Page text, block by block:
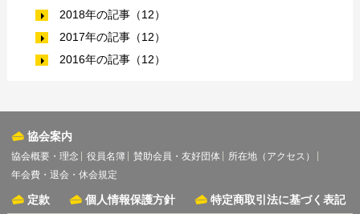
2018年の記事（12）
2017年の記事（12）
2016年の記事（12）
協会案内
協会概要・理念 役員名簿 賛助会員・友好団体
所在地（アクセス）
年会費・退会・休会規定
定款 個人情報保護方針 特定商取引法に基づく表記